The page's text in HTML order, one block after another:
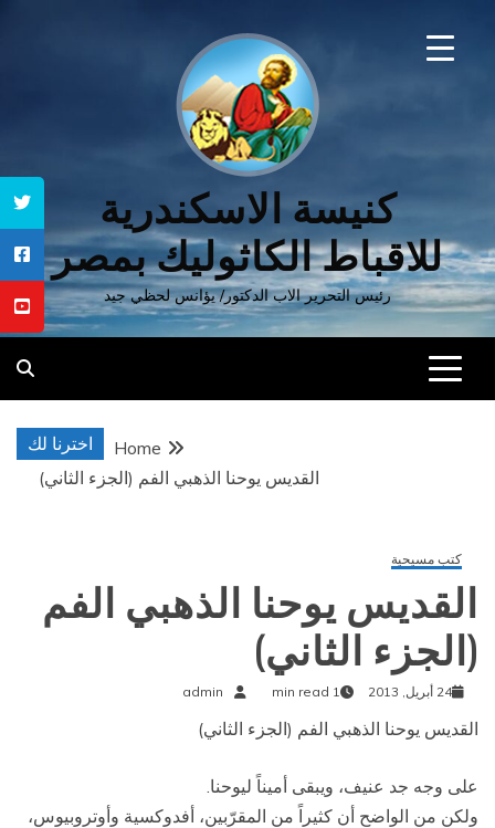
كنيسة الاسكندرية
للاقباط الكاثوليك بمصر
رئيس التحرير الاب الدكتور/ يؤانس لحظي جيد
اخترنا لك
Home
القديس يوحنا الذهبي الفم (الجزء الثاني)
كتب مسيحية
القديس يوحنا الذهبي الفم
(الجزء الثاني)
24 أبريل, 2013 1 min read
admin
القديس يوحنا الذهبي الفم (الجزء الثاني)
على وجه جد عنيف، ويبقى أميناً ليوحنا.
ولكن من الواضح أن كثيراً من المقرّبين، أفدوكسية وأوتروبيوس،